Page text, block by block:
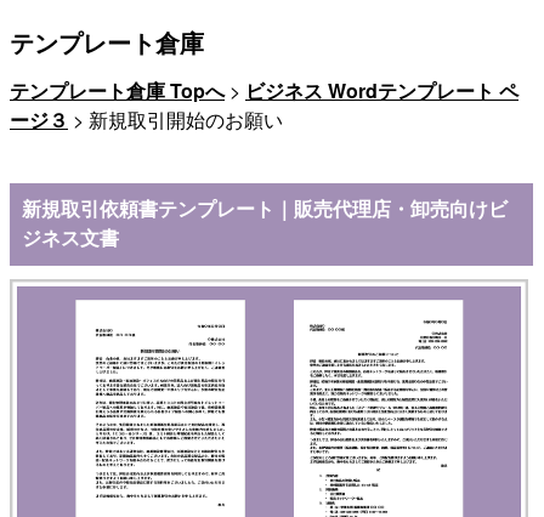
テンプレート倉庫
テンプレート倉庫 Topへ> ビジネス Wordテンプレート ペ
ージ３ > 新規取引開始のお願い
新規取引依頼書テンプレート｜販売代理店・卸売向けビ
ジネス文書